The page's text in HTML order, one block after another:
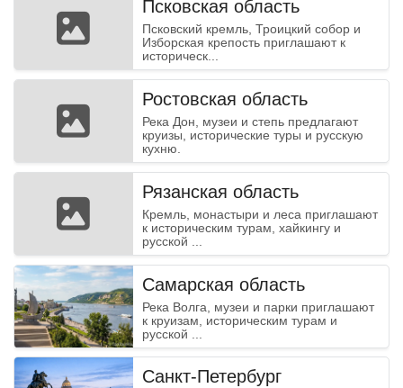
Псковская область
Псковский кремль, Троицкий собор и
Изборская крепость приглашают к
историческ...
Ростовская область
Река Дон, музеи и степь предлагают
круизы, исторические туры и русскую
кухню.
Рязанская область
Кремль, монастыри и леса приглашают
к историческим турам, хайкингу и
русской ...
Самарская область
Река Волга, музеи и парки приглашают
к круизам, историческим турам и
русской ...
Санкт-Петербург